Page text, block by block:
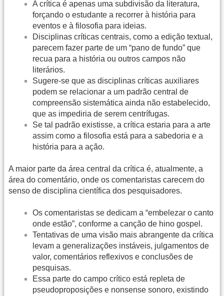
A crítica é apenas uma subdivisão da literatura,
forçando o estudante a recorrer à história para
eventos e à filosofia para ideias.
Disciplinas críticas centrais, como a edição textual,
parecem fazer parte de um “pano de fundo” que
recua para a história ou outros campos não
literários.
Sugere-se que as disciplinas críticas auxiliares
podem se relacionar a um padrão central de
compreensão sistemática ainda não estabelecido,
que as impediria de serem centrífugas.
Se tal padrão existisse, a crítica estaria para a arte
assim como a filosofia está para a sabedoria e a
história para a ação.
A maior parte da área central da crítica é, atualmente, a
área do comentário, onde os comentaristas carecem do
senso de disciplina científica dos pesquisadores.
Os comentaristas se dedicam a “embelezar o canto
onde estão”, conforme a canção de hino gospel.
Tentativas de uma visão mais abrangente da crítica
levam a generalizações instáveis, julgamentos de
valor, comentários reflexivos e conclusões de
pesquisas.
Essa parte do campo crítico está repleta de
pseudoproposições e nonsense sonoro, existindo